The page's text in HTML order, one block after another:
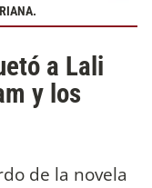
a Lali
y los
de la novela